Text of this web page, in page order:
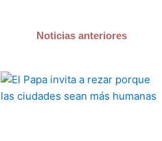
Noticias anteriores